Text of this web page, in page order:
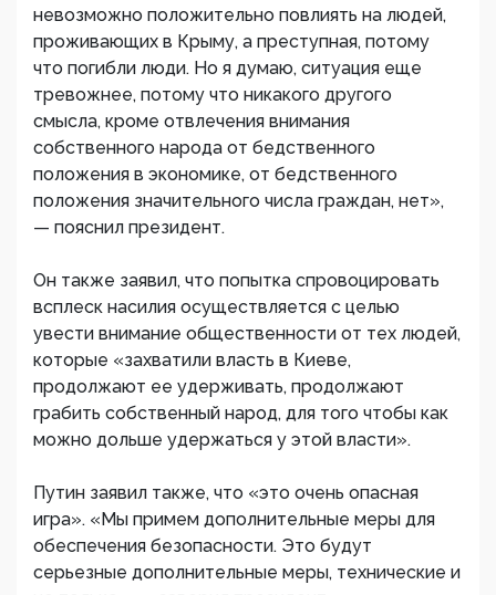
невозможно положительно повлиять на людей,
проживающих в Крыму, а преступная, потому
что погибли люди. Но я думаю, ситуация еще
тревожнее, потому что никакого другого
смысла, кроме отвлечения внимания
собственного народа от бедственного
положения в экономике, от бедственного
положения значительного числа граждан, нет»,
— пояснил президент.
Он также заявил, что попытка спровоцировать
всплеск насилия осуществляется с целью
увести внимание общественности от тех людей,
которые «захватили власть в Киеве,
продолжают ее удерживать, продолжают
грабить собственный народ, для того чтобы как
можно дольше удержаться у этой власти».​
Путин заявил также, что «это очень опасная
игра». «Мы примем дополнительные меры для
обеспечения безопасности. Это будут
серьезные дополнительные меры, технические и